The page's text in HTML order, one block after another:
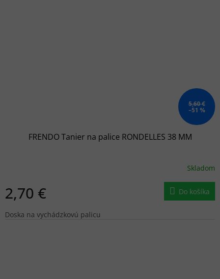
5,60 €
–51 %
FRENDO Tanier na palice RONDELLES 38 MM
Skladom
2,70 € Do košíka
Doska na vychádzkovú palicu